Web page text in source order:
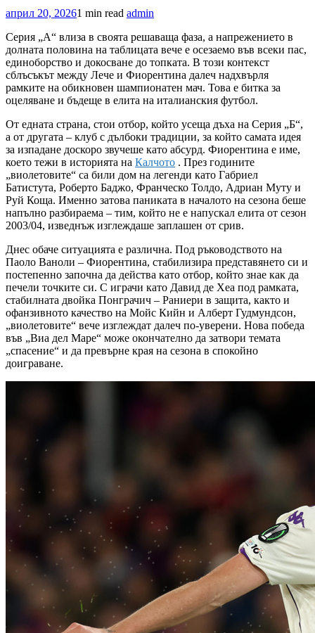
април 20, 20261 min read admin
Серия „А“ влиза в своята решаваща фаза, а напрежението в
долната половина на таблицата вече е осезаемо във всеки пас,
единоборство и докосване до топката. В този контекст
сблъсъкът между Лече и Фиорентина далеч надхвърля
рамките на обикновен шампионатен мач. Това е битка за
оцеляване и бъдеще в елита на италианския футбол.
От едната страна, стои отбор, който усеща дъха на Серия „Б“,
а от другата – клуб с дълбоки традиции, за който самата идея
за изпадане доскоро звучеше като абсурд. Фиорентина е име,
което тежи в историята на Калчото . През годините
„виолетовите“ са били дом на легенди като Габриел
Батистута, Роберто Баджо, Франческо Толдо, Адриан Муту и
Руй Коща. Именно затова паниката в началото на сезона беше
напълно разбираема – тим, който не е напускал елита от сезон
2003/04, изведнъж изглеждаше заплашен от срив.
Днес обаче ситуацията е различна. Под ръководството на
Паоло Ваноли – Фиорентина, стабилизира представянето си и
постепенно започна да действа като отбор, който знае как да
печели точките си. С играчи като Давид де Хеа под рамката,
стабилната двойка Понграчич – Раниери в защита, както и
офанзивното качество на Мойс Кийн и Алберт Гудмундсон,
„виолетовите“ вече изглеждат далеч по-уверени. Нова победа
във „Виа дел Маре“ може окончателно да затвори темата
„спасение“ и да превърне края на сезона в спокойно
доиграване.